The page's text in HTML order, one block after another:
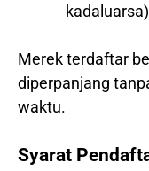
kadaluarsa)
Merek terdaftar
diperpanjang
waktu.
Syarat